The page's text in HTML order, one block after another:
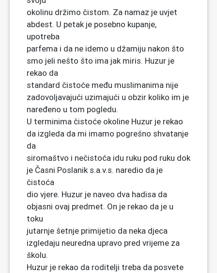
okolinu držimo čistom. Za namaz je uvjet
abdest. U petak je posebno kupanje,
upotreba
parfema i da ne idemo u džamiju nakon što
smo jeli nešto što ima jak miris. Huzur je
rekao da
standard čistoće među muslimanima nije
zadovoljavajući uzimajući u obzir koliko im je
naređeno u tom pogledu.
U terminima čistoće okoline Huzur je rekao
da izgleda da mi imamo pogrešno shvatanje
da
siromaštvo i nečistoća idu ruku pod ruku dok
je Časni Poslanik s.a.v.s. naredio da je
čistoća
dio vjere. Huzur je naveo dva hadisa da
objasni ovaj predmet. On je rekao da je u
toku
jutarnje šetnje primijetio da neka djeca
izgledaju neuredna upravo pred vrijeme za
školu.
Huzur je rekao da roditelji treba da posvete